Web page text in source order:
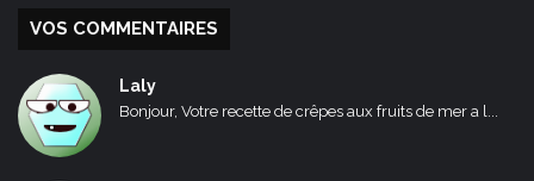
VOS COMMENTAIRES
Laly
Bonjour, Votre recette de crêpes aux fruits de mer a l...